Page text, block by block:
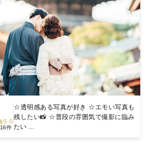
5.0
16件
☆透明感ある写真が好き ☆エモい写真も
残したい📸 ☆普段の雰囲気で撮影に臨み
たい ...